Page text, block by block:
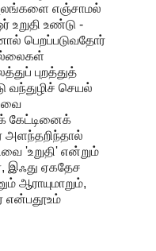
எஞ்சாமல்
உறுதி உண்டு -
பெறப்படுவதோர்
புறத்துத்
வந்துழிச் செயல்
கேட்டினைக்
'உறுதி' என்றும்
இஃது ஏகதேச
ஆராயுமாறும்,
என்பதூஉம்